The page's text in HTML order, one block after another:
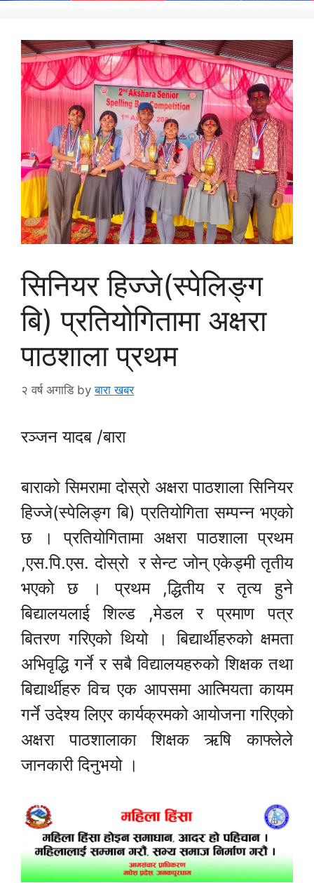
सिनियर हिज्जे(स्पेलिङ्ग
बि) प्रतियोगितामा अक्षरा
पाठशाला प्रथम
२ वर्ष अगाडि byबारा खबर
रञ्जन यादब /बारा
बाराको सिमरामा दोस्रो अक्षरा पाठशाला सिनियर
हिज्जे(स्पेलिङ्ग बि) प्रतियोगिता सम्पन्न भएको
छ । प्रतियोगितामा अक्षरा पाठशाला प्रथम
,एस.पि.एस. दोस्रो र सेन्ट जोन् एकेड्मी तृतीय
भएको छ । प्रथम ,द्धितीय र तृत्य हुने
बिद्यालयलाई शिल्ड ,मेडल र प्रमाण पत्र
बितरण गरिएको थियो । बिद्यार्थीहरुको क्षमता
अभिवृद्धि गर्ने र सबै विद्यालयहरुको शिक्षक तथा
बिद्यार्थीहरु विच एक आपसमा आत्मियता कायम
गर्ने उदेश्य लिएर कार्यक्रमको आयोजना गरिएको
अक्षरा पाठशालाका शिक्षक ऋषि काफ्लेले
जानकारी दिनुभयो ।